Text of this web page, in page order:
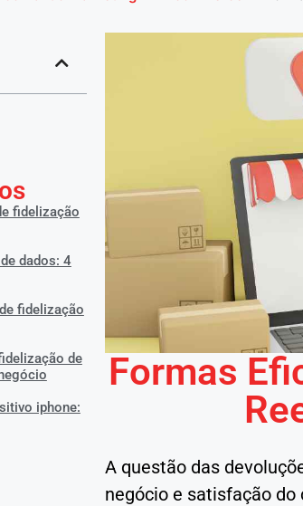
fidelização
dados: 4
fidelização
de
iphone:
Formas
A questão das
negócio e satisfação